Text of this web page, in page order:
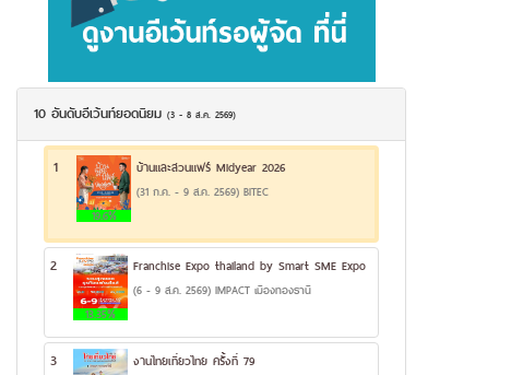
10 อันดับอีเว้นท์ยอดนิยม(3 - 8 ส.ค. 2569)
1
19.6%
บ้านและสวนแฟร์ Midyear 2026
(31 ก.ค. - 9 ส.ค. 2569) BITEC
2
13.35%
Franchise Expo thailand by Smart SME Expo
(6 - 9 ส.ค. 2569) IMPACT เมืองทองธานี
3 งานไทยเที่ยวไทย ครั้งที่ 79